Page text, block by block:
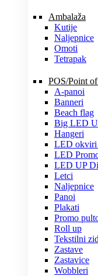
Ambalaža
Kutije
Naljepnice
Omoti
Tetrapak
POS/Point
A-panoi
Banneri
Beach flag
Big LED
Hangeri
LED okviri
LED
LED UP
Letci
Naljepnice
Panoi
Plakati
Promo
Roll up
Tekstilni
Zastave
Zastavice
Wobbleri